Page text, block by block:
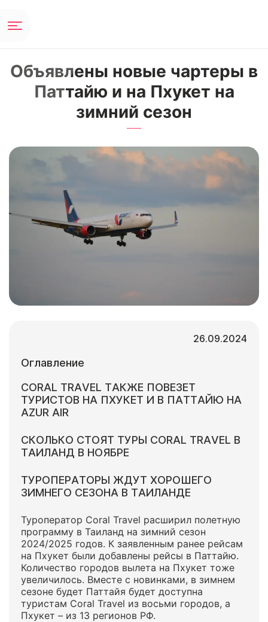
Объявлены новые чартеры в
Паттайю и на Пхукет на
зимний сезон
Оглавление
CORAL TRAVEL ТАКЖЕ ПОВЕЗЕТ
ТУРИСТОВ НА ПХУКЕТ И В ПАТТАЙЮ НА
AZUR AIR
СКОЛЬКО СТОЯТ ТУРЫ CORAL TRAVEL В
ТАИЛАНД В НОЯБРЕ
ТУРОПЕРАТОРЫ ЖДУТ ХОРОШЕГО
ЗИМНЕГО СЕЗОНА В ТАИЛАНДЕ
26.09.2024
Туроператор Coral Travel расширил полетную
программу в Таиланд на зимний сезон
2024/2025 годов. К заявленным ранее рейсам
на Пхукет были добавлены рейсы в Паттайю.
Количество городов вылета на Пхукет тоже
увеличилось. Вместе с новинками, в зимнем
сезоне будет Паттайя будет доступна
туристам Coral Travel из восьми городов, а
Пхукет – из 13 регионов РФ.